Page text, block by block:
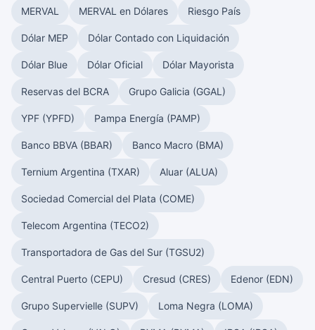
MERVAL MERVAL en Dólares Riesgo País
Dólar MEP Dólar Contado con Liquidación
Dólar Blue Dólar Oficial Dólar Mayorista
Reservas del BCRA Grupo Galicia (GGAL)
YPF (YPFD) Pampa Energía (PAMP)
Banco BBVA (BBAR) Banco Macro (BMA)
Ternium Argentina (TXAR) Aluar (ALUA)
Sociedad Comercial del Plata (COME)
Telecom Argentina (TECO2)
Transportadora de Gas del Sur (TGSU2)
Central Puerto (CEPU) Cresud (CRES) Edenor (EDN)
Grupo Supervielle (SUPV) Loma Negra (LOMA)